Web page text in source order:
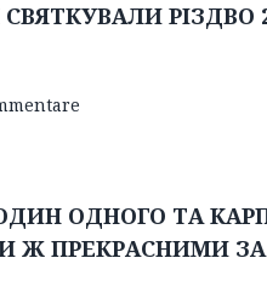
РІЗДВО
ОДНОГО ТА
Ж ПРЕКРАСНИМИ ЗА